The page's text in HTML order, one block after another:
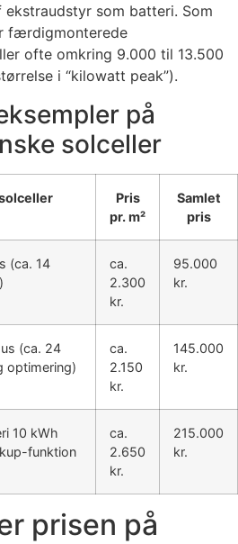
som batteri. Som
færdigmonterede
ofte omkring 9.000 til 13.500
i “kilowatt peak”).
på
solceller
Pris
pr. m²
Samlet
pris
(ca. 14
ca.
2.300
kr.
95.000
kr.
(ca. 24
optimering)
ca.
2.150
kr.
145.000
kr.
10 kWh
funktion
ca.
2.650
kr.
215.000
kr.
prisen på